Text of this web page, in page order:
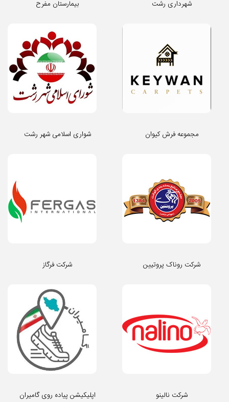
بیمارستان مفرح شهرداری رشت
شواری اسلامی شهر رشت مجموعه فرش کیوان
شرکت فرگاز شرکت روناک پروتیین
اپلیکیشن پیاده روی گامیران شرکت نالینو